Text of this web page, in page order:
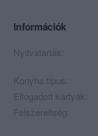
Információk
Nyitvatartás:
Konyha típus:
Elfogadott kártyák:
Felszereltség: